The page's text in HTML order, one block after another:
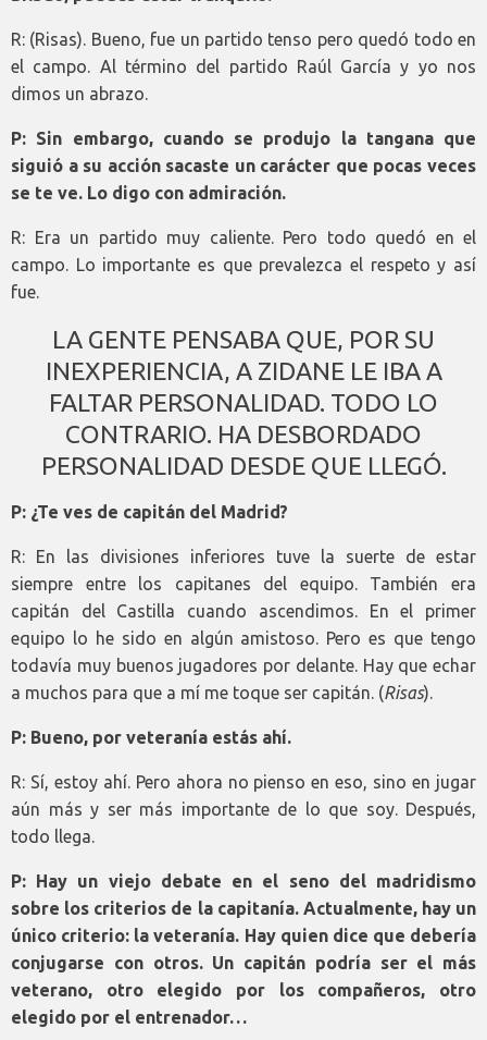
R: (Risas). Bueno, fue un partido tenso pero quedó todo en
el campo. Al término del partido Raúl García y yo nos
dimos un abrazo.
P: Sin embargo, cuando se produjo la tangana que
siguió a su acción sacaste un carácter que pocas veces
se te ve. Lo digo con admiración.
R: Era un partido muy caliente. Pero todo quedó en el
campo. Lo importante es que prevalezca el respeto y así
fue.
LA GENTE PENSABA QUE, POR SU
INEXPERIENCIA, A ZIDANE LE IBA A
FALTAR PERSONALIDAD. TODO LO
CONTRARIO. HA DESBORDADO
PERSONALIDAD DESDE QUE LLEGÓ.
P: ¿Te ves de capitán del Madrid?
R: En las divisiones inferiores tuve la suerte de estar
siempre entre los capitanes del equipo. También era
capitán del Castilla cuando ascendimos. En el primer
equipo lo he sido en algún amistoso. Pero es que tengo
todavía muy buenos jugadores por delante. Hay que echar
a muchos para que a mí me toque ser capitán. (Risas).
P: Bueno, por veteranía estás ahí.
R: Sí, estoy ahí. Pero ahora no pienso en eso, sino en jugar
aún más y ser más importante de lo que soy. Después,
todo llega.
P: Hay un viejo debate en el seno del madridismo
sobre los criterios de la capitanía. Actualmente, hay un
único criterio: la veteranía. Hay quien dice que debería
conjugarse con otros. Un capitán podría ser el más
veterano, otro elegido por los compañeros, otro
elegido por el entrenador…